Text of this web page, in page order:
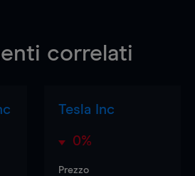
correlati
Tesla Inc
0%
Prezzo